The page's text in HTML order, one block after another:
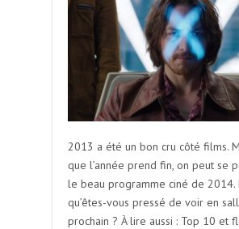
2013 a été un bon cru côté films.
que l’année prend fin, on peut se
le beau programme ciné de 2014.
qu’êtes-vous pressé de voir en
prochain ? À lire aussi : Top 10 et